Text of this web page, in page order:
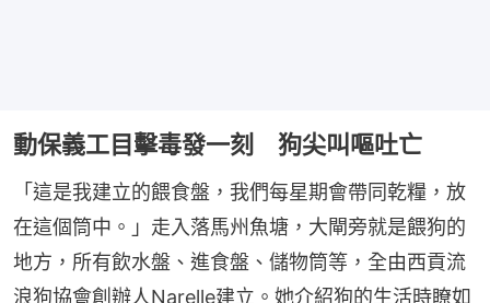
動保義工目擊毒發一刻 狗尖叫嘔吐亡
「這是我建立的餵食盤，我們每星期會帶同乾糧，放
在這個筒中。」走入落馬州魚塘，大閘旁就是餵狗的
地方，所有飲水盤、進食盤、儲物筒等，全由西貢流
浪狗協會創辦人Narelle建立。她介紹狗的生活時瞭如